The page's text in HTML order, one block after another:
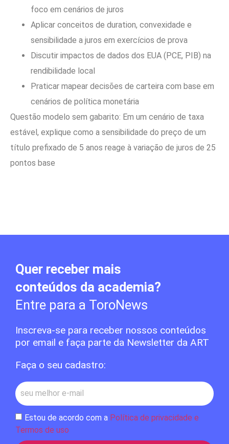
foco em cenários de juros
Aplicar conceitos de duration, convexidade e
sensibilidade a juros em exercícios de prova
Discutir impactos de dados dos EUA (PCE, PIB) na
rendibilidade local
Praticar mapear decisões de carteira com base em
cenários de política monetária
Questão modelo sem gabarito: Em um cenário de taxa
estável, explique como a sensibilidade do preço de um
título prefixado de 5 anos reage à variação de juros de 25
pontos base
Quer receber mais
conteúdos da academia?
Entre para a ToroNews
Inscreva-se para receber nossos conteúdos
por email e faça parte da Newsletter da ART
Faça o seu cadastro:
Estou de acordo com a Política de privacidade e
Termos de uso